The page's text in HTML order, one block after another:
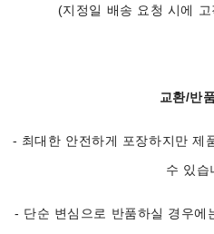
(지정일 배송 요청 시에
교환/반
- 최대한 안전하게 포장하지만 제
수 있습
- 단순 변심으로 반품하실 경우에